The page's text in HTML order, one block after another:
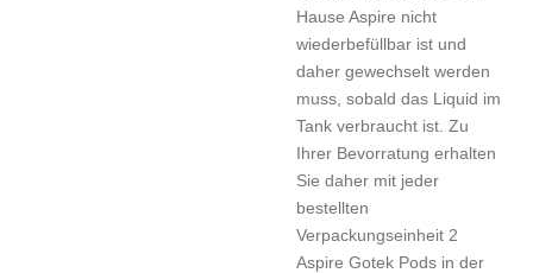
Hause Aspire nicht
wiederbefüllbar ist und
daher gewechselt werden
muss, sobald das Liquid im
Tank verbraucht ist. Zu
Ihrer Bevorratung erhalten
Sie daher mit jeder
bestellten
Verpackungseinheit 2
Aspire Gotek Pods in der